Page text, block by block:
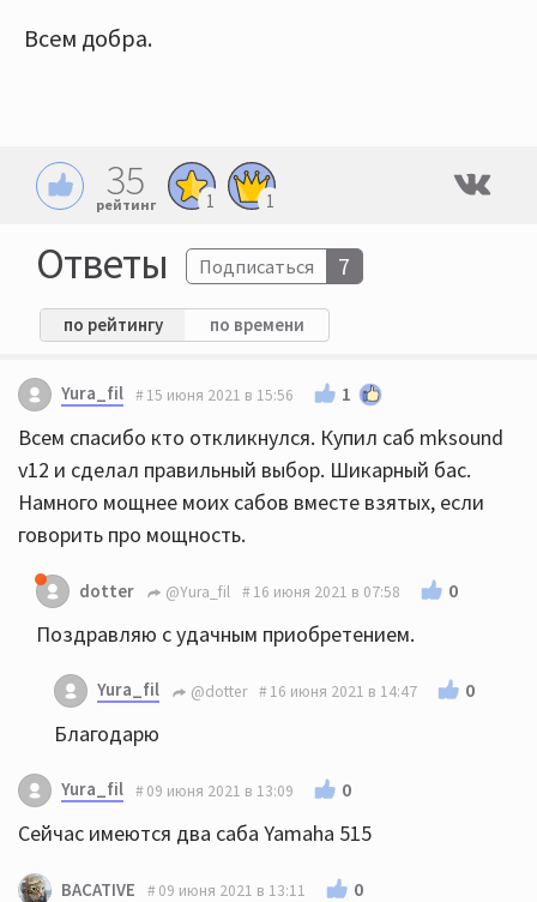
Всем добра.
35
рейтинг 1 1
Ответы Подписаться 7
по рейтингу по времени
Yura_fil 15 июня 2021 в 15:56 1
Всем спасибо кто откликнулся. Купил саб mksound
v12 и сделал правильный выбор. Шикарный бас.
Намного мощнее моих сабов вместе взятых, если
говорить про мощность.
dotter @Yura_fil 16 июня 2021 в 07:58 0
Поздравляю с удачным приобретением.
Yura_fil @dotter 16 июня 2021 в 14:47 0
Благодарю
Yura_fil 09 июня 2021 в 13:09 0
Сейчас имеются два саба Yamaha 515
BACATIVE 09 июня 2021 в 13:11 0